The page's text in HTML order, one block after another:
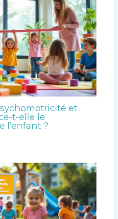
et
t-elle le
l’enfant ?